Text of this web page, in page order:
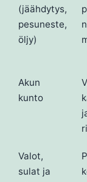
(jäähdytys,
pesuneste,
öljy)
Akun
kunto
Valot,
sulat ja